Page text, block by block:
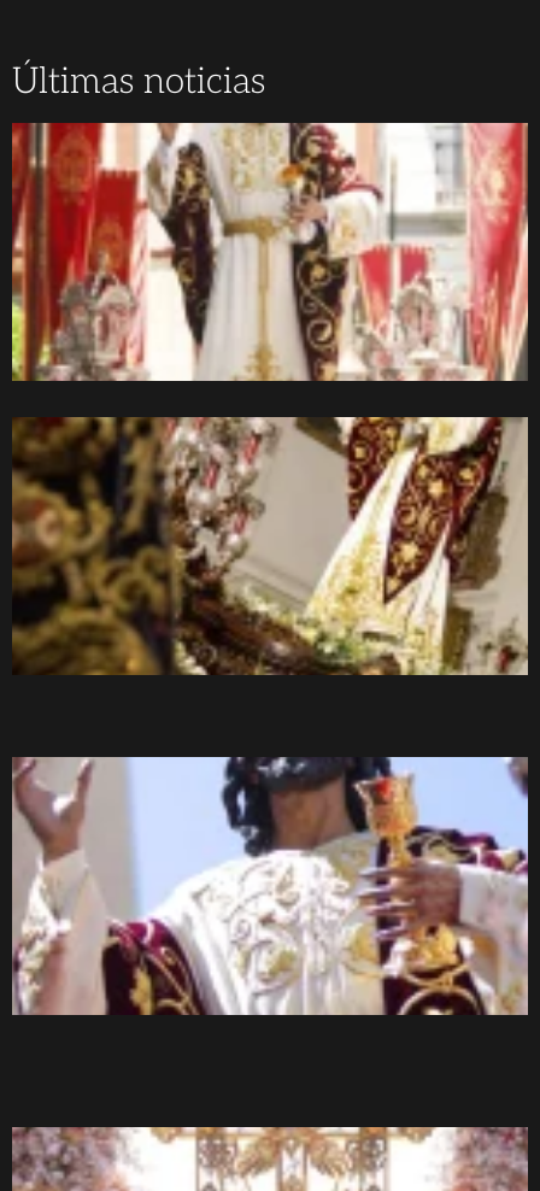
Últimas noticias